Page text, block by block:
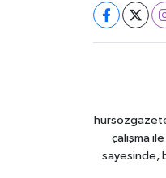
çalışma
sayesinde,